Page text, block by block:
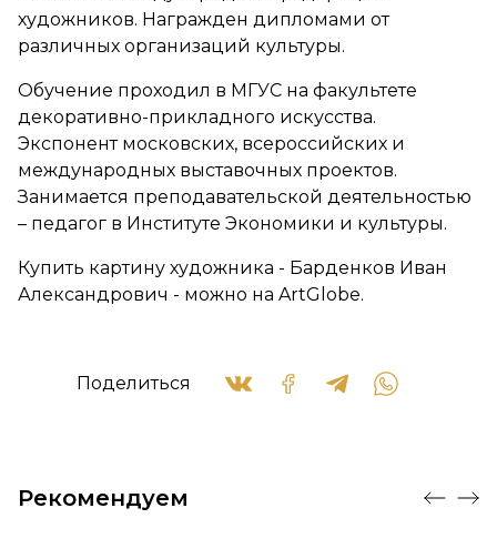
художников. Награжден дипломами от
различных организаций культуры.
Обучение проходил в МГУС на факультете
декоративно-прикладного искусства.
Экспонент московских, всероссийских и
международных выставочных проектов.
Занимается преподавательской деятельностью
– педагог в Институте Экономики и культуры.
Купить картину художника - Барденков Иван
Александрович - можно на ArtGlobe.
Поделиться
Рекомендуем